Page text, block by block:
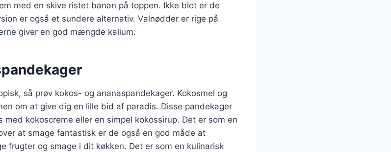
med en skive ristet banan på toppen. Ikke blot er de
er også et sundere alternativ. Valnødder er rige på
giver en god mængde kalium.
så prøv kokos- og ananaspandekager. Kokosmel og
om at give dig en lille bid af paradis. Disse pandekager
kokoscreme eller en simpel kokossirup. Det er som en
at smage fantastisk er de også en god måde at
frugter og smage i dit køkken. Det er som en kulinarisk